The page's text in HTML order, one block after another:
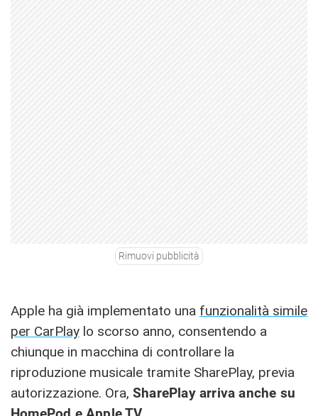
Rimuovi pubblicità
Apple ha già implementato una funzionalità simile
per CarPlay lo scorso anno, consentendo a
chiunque in macchina di controllare la
riproduzione musicale tramite SharePlay, previa
autorizzazione. Ora, SharePlay arriva anche su